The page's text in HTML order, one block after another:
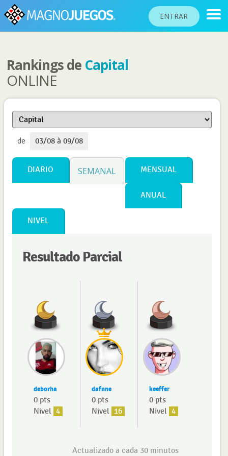
ENTRAR
RANKINGS
TORNEOS
COMUNIDAD
AYUDA
PASAPORTE
JUGAR
Rankings de Capital
ONLINE
de 03/08 à 09/08
DIARIO SEMANAL MENSUAL
ANUAL
NIVEL
Resultado Parcial
deborha
0 pts
Nivel 4
dafnne
0 pts
Nivel 16
keeffer
0 pts
Nivel 4
Actualizado a cada 30 minutos